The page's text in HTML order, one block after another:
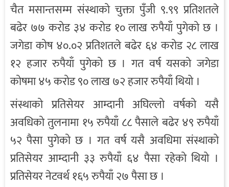
चैत मसान्तसम्म संस्थाको चुक्ता पुँजी ९.९९ प्रतिशतले
बढेर ७७ करोड ३४ करोड १० लाख रुपैयाँ पुगेको छ ।
जगेडा कोष ४०.०२ प्रतिशतले बढेर ६४ करोड २८ लाख
१२ हजार रुपैयाँ पुगेको छ । गत वर्ष यसको जगेडा
कोषमा ४५ करोड ९० लाख ७२ हजार रुपैयाँ थियो ।
संस्थाको प्रतिसेयर आम्दानी अघिल्लो वर्षको यसै
अवधिको तुलनामा १५ रुपैयाँ ८८ पैसाले बढेर ४९ रुपैयाँ
५२ पैसा पुगेको छ । गत वर्ष यसै अवधिमा संस्थाको
प्रतिसेयर आम्दानी ३३ रुपैयाँ ६४ पैसा रहेको थियो ।
प्रतिसेयर नेटवर्थ १६५ रुपैयाँ २७ पैसा छ ।